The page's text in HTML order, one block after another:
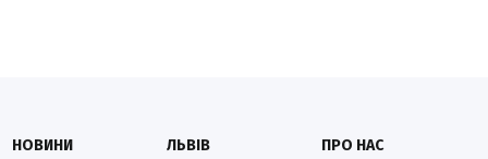
НОВИНИ ЛЬВІВ ПРО НАС